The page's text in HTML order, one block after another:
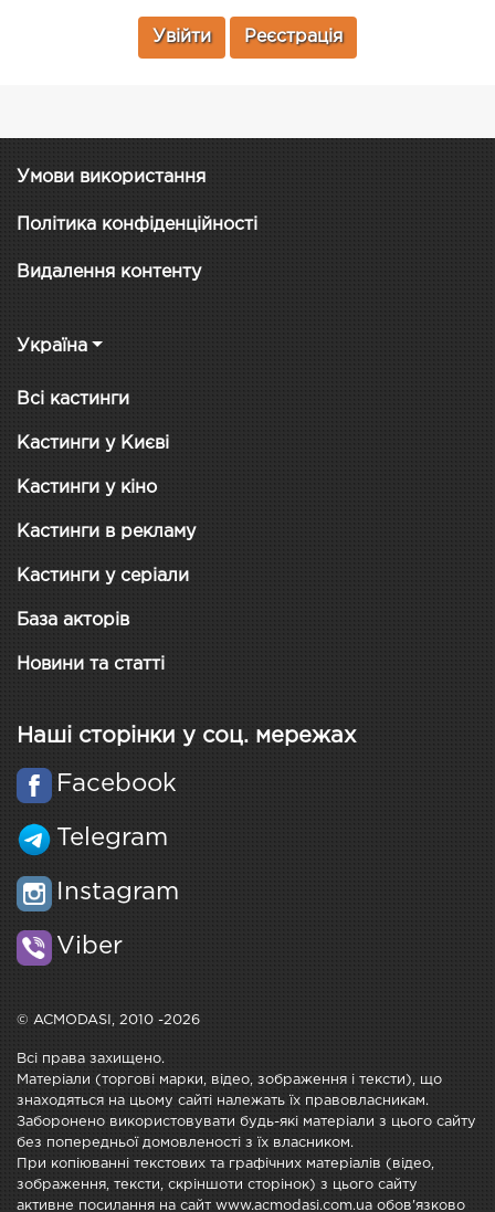
Увійти Реєстрація
Умови використання
Політика конфіденційності
Видалення контенту
Україна
Всі кастинги
Кастинги у Києві
Кастинги у кіно
Кастинги в рекламу
Кастинги у серіали
База акторів
Новини та статті
Наші сторінки у соц. мережах
Facebook
Telegram
Instagram
Viber
© ACMODASI, 2010 -2026
Всі права захищено.
Матеріали (торгові марки, відео, зображення і тексти), що
знаходяться на цьому сайті належать їх правовласникам.
Заборонено використовувати будь-які матеріали з цього сайту
без попередньої домовленості з їх власником.
При копіюванні текстових та графічних матеріалів (відео,
зображення, тексти, скріншоти сторінок) з цього сайту
активне посилання на сайт www.acmodasi.com.ua обов'язково